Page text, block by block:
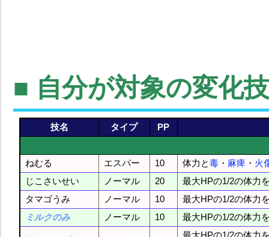
■ 自分が対象の変化技
技名 タイプ PP
ねむる エスパー 10 体力と毒 ・ 麻痺 ・ 火
じこさいせい
ノーマル 20
最大HPの1/2の体力
タマゴうみ
ノーマル 10
最大HPの1/2の体力
ミルクのみ
ノーマル 10 最大HPの1/2の体力